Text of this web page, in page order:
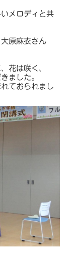
メロディと共
原麻衣さん
花は咲く、
ました。
ておられまし